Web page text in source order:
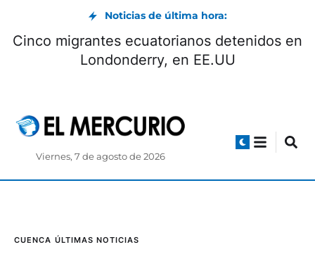
Noticias de última hora:
Cinco migrantes ecuatorianos detenidos en
Londonderry, en EE.UU
Viernes, 7 de agosto de 2026
CUENCA ÚLTIMAS NOTICIAS